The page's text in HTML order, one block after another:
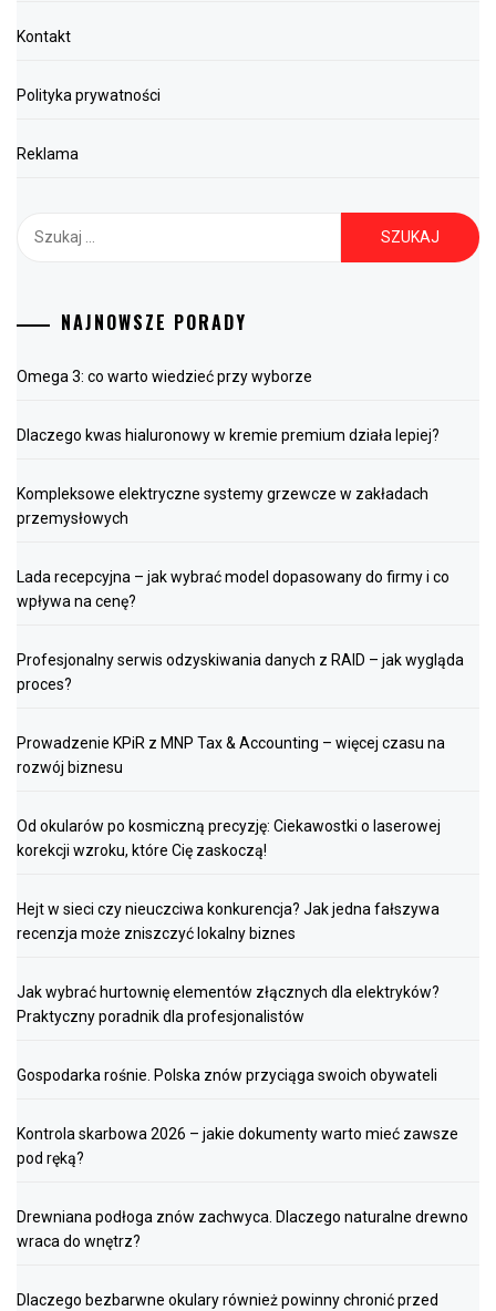
Kontakt
Polityka prywatności
Reklama
NAJNOWSZE PORADY
Omega 3: co warto wiedzieć przy wyborze
Dlaczego kwas hialuronowy w kremie premium działa lepiej?
Kompleksowe elektryczne systemy grzewcze w zakładach
przemysłowych
Lada recepcyjna – jak wybrać model dopasowany do firmy i co
wpływa na cenę?
Profesjonalny serwis odzyskiwania danych z RAID – jak wygląda
proces?
Prowadzenie KPiR z MNP Tax & Accounting – więcej czasu na
rozwój biznesu
Od okularów po kosmiczną precyzję: Ciekawostki o laserowej
korekcji wzroku, które Cię zaskoczą!
Hejt w sieci czy nieuczciwa konkurencja? Jak jedna fałszywa
recenzja może zniszczyć lokalny biznes
Jak wybrać hurtownię elementów złącznych dla elektryków?
Praktyczny poradnik dla profesjonalistów
Gospodarka rośnie. Polska znów przyciąga swoich obywateli
Kontrola skarbowa 2026 – jakie dokumenty warto mieć zawsze
pod ręką?
Drewniana podłoga znów zachwyca. Dlaczego naturalne drewno
wraca do wnętrz?
Dlaczego bezbarwne okulary również powinny chronić przed